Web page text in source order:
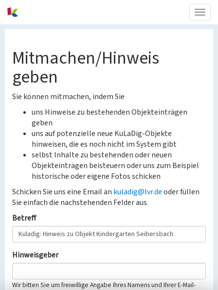
Mitmachen/Hinweis
geben
Sie können mitmachen, indem Sie
uns Hinweise zu bestehenden Objekteinträgen
geben
uns auf potenzielle neue KuLaDig-Objekte
hinweisen, die es noch nicht im System gibt
selbst Inhalte zu bestehenden oder neuen
Objekteinträgen beisteuern oder uns zum Beispiel
historische oder eigene Fotos schicken
Schicken Sie uns eine Email an kuladig@lvr.deoder füllen
Sie einfach die nachstehenden Felder aus.
Betreff
Hinweisgeber
Wir bitten Sie um freiwillige Angabe Ihres Namens und Ihrer E-Mail-